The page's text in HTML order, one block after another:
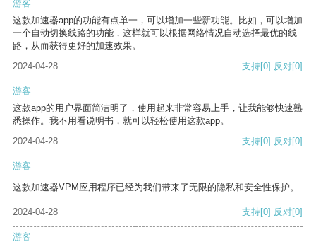
游客
这款加速器app的功能有点单一，可以增加一些新功能。比如，可以增加
一个自动切换线路的功能，这样就可以根据网络情况自动选择最优的线
路，从而获得更好的加速效果。
2024-04-28
支持[0] 反对[0]
游客
这款app的用户界面简洁明了，使用起来非常容易上手，让我能够快速熟
悉操作。我不用看说明书，就可以轻松使用这款app。
2024-04-28
支持[0] 反对[0]
游客
这款加速器VPM应用程序已经为我们带来了无限的隐私和安全性保护。
2024-04-28 支持[0] 反对[0]
游客